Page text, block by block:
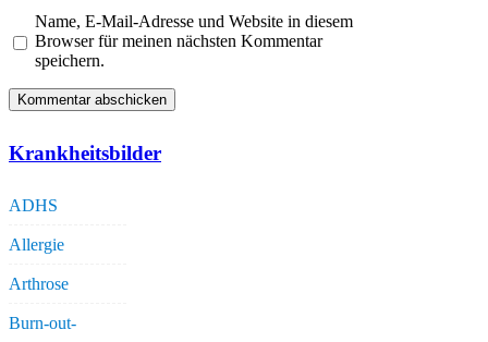
Name, E-Mail-Adresse und Website in diesem
Browser für meinen nächsten Kommentar
speichern.
Krankheitsbilder
ADHS
Allergie
Arthrose
Burn-out-